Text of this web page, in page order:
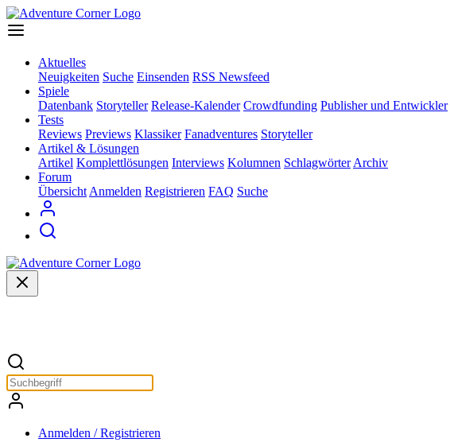
Aktuelles
Neuigkeiten Suche Einsenden RSS Newsfeed
Spiele
Datenbank Storyteller Release-Kalender Crowdfunding Publisher und Entwickler
Tests
Reviews Previews Klassiker Fanadventures Storyteller
Artikel & Lösungen
Artikel Komplettlösungen Interviews Kolumnen Schlagwörter Archiv
Forum
Übersicht Anmelden Registrieren FAQ Suche
Anmelden / Registrieren